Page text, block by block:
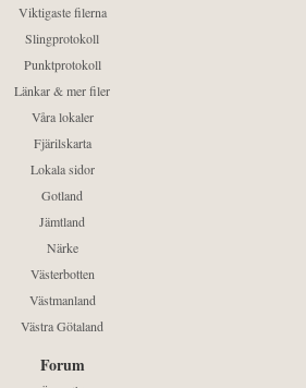
Viktigaste filerna
Slingprotokoll
Punktprotokoll
Länkar & mer filer
Våra lokaler
Fjärilskarta
Lokala sidor
Gotland
Jämtland
Närke
Västerbotten
Västmanland
Västra Götaland
Forum